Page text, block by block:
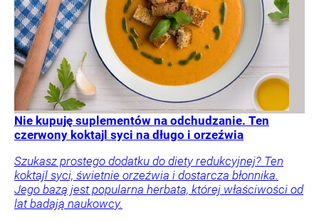
Nie kupuję suplementów na odchudzanie. Ten
czerwony koktajl syci na długo i orzeźwia
Szukasz prostego dodatku do diety redukcyjnej? Ten
koktajl syci, świetnie orzeźwia i dostarcza błonnika.
Jego bazą jest popularna herbata, której właściwości od
lat badają naukowcy.